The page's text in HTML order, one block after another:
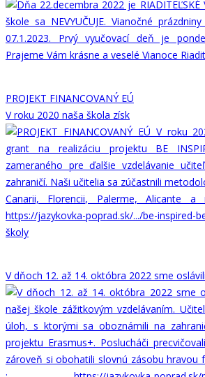
PROJEKT FINANCOVANÝ EÚ
V roku 2020 naša škola získ
V dňoch 12. až 14. októbra 2022 sme